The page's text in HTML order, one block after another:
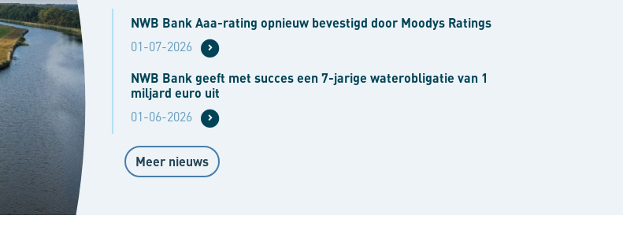
NWB Bank Aaa-rating opnieuw bevestigd door Moodys Ratings
01-07-2026
NWB Bank geeft met succes een 7-jarige waterobligatie van 1
miljard euro uit
01-06-2026
Meer nieuws